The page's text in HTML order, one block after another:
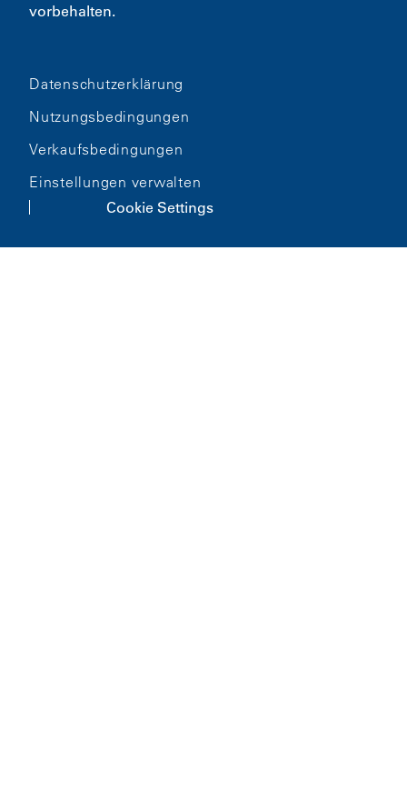
vorbehalten.
Datenschutzerklärung
Nutzungsbedingungen
Verkaufsbedingungen
Einstellungen verwalten
Cookie Settings